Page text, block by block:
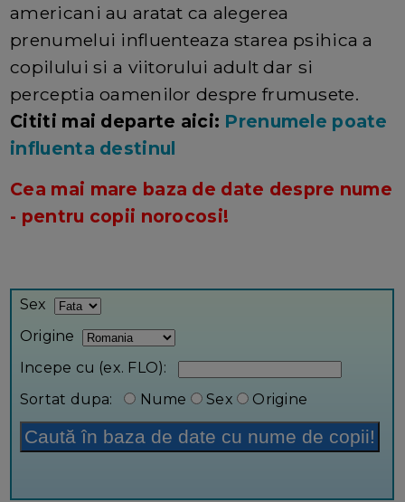
americani au aratat ca alegerea
prenumelui influenteaza starea psihica a
copilului si a viitorului adult dar si
perceptia oamenilor despre frumusete.
Cititi mai departe aici: Prenumele poate
influenta destinul
Cea mai mare baza de date despre nume
- pentru copii norocosi!
Sex
Origine
Incepe cu (ex. FLO):
Sortat dupa:
Nume Sex Origine